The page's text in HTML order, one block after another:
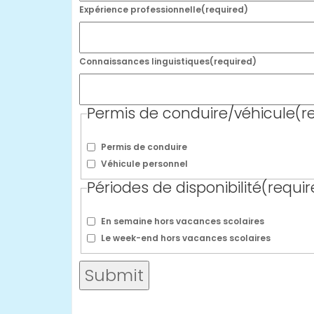
Expérience professionnelle(required)
Connaissances linguistiques(required)
Permis de conduire/véhicule
Permis de conduire
Véhicule personnel
Périodes de disponibilité
En semaine hors vacances scolaires
Le week-end hors vacances scolaires
Submit